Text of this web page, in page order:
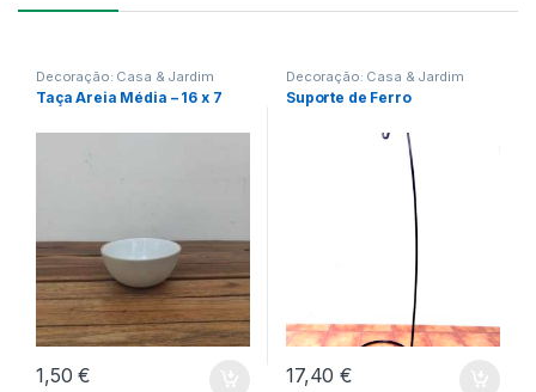
Decoração: Casa & Jardim
Taça Areia Média – 16 x 7
1,50€
Decoração: Casa & Jardim
Suporte de Ferro
17,40€